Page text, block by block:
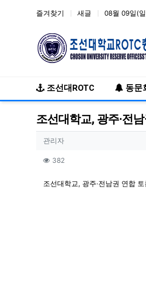
즐겨찾기 새글 08월 09일(
메인 메뉴
조선대ROTC 동문
조선대학교, 광주·전
작성자 정보
관리자작성
컨텐츠 정보
382조회
본문
조선대학교, 광주·전남권 연합